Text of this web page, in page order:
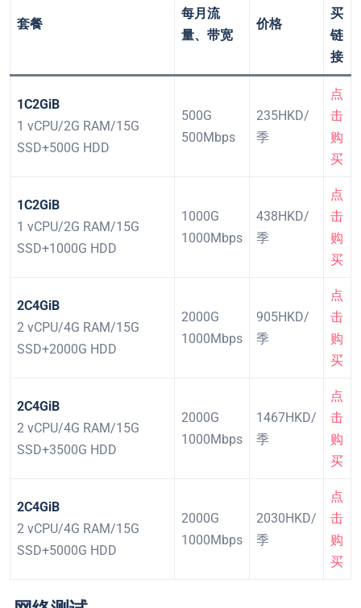
套餐
每月流
量、带宽
价格
买
链
接
1C2GiB
1 vCPU/2G RAM/15G
SSD+500G HDD
500G
500Mbps
235HKD/
季
点
击
购
买
1C2GiB
1 vCPU/2G RAM/15G
SSD+1000G HDD
1000G
1000Mbps
438HKD/
季
点
击
购
买
2C4GiB
2 vCPU/4G RAM/15G
SSD+2000G HDD
2000G
1000Mbps
905HKD/
季
点
击
购
买
2C4GiB
2 vCPU/4G RAM/15G
SSD+3500G HDD
2000G
1000Mbps
1467HKD/
季
点
击
购
买
2C4GiB
2 vCPU/4G RAM/15G
SSD+5000G HDD
2000G
1000Mbps
2030HKD/
季
点
击
购
买